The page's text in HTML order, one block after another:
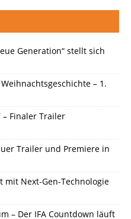
Generation“ stellt sich
Weihnachtsgeschichte – 1.
– Finaler Trailer
Trailer und Premiere in
mit Next-Gen-Technologie
– Der IFA Countdown läuft